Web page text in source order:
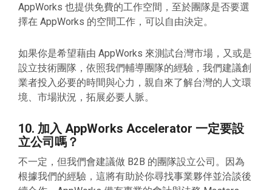
AppWorks 也提供免費的工作空間，至於團隊是否要選
擇在 AppWorks 的空間工作，可以自由決定。
如果你是希望藉由 AppWorks 來測試台灣市場，又或是
設立技術團隊，依照我們輔導團隊的經驗，我們建議創
業者投入必要的時間與心力，親自來了解台灣的人文環
境、市場狀況，拓展必要人脈。
10. 加入 AppWorks Accelerator 一定要設
立公司嗎？
不一定，但我們會建議做 B2B 的團隊設立公司。因為
根據我們的經驗，這將有助於你尋找事業夥伴並洽談後